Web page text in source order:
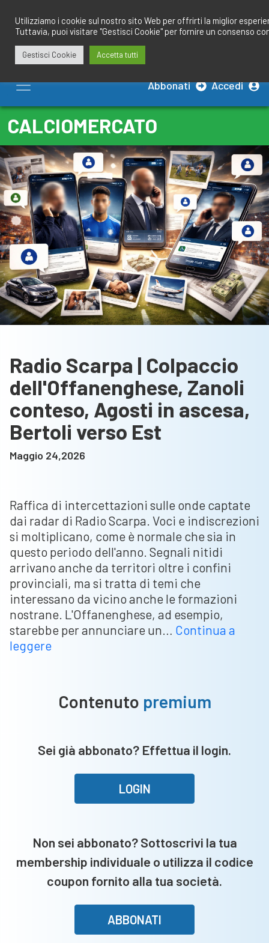
contenuto
Abbonati Accedi
CALCIOMERCATO
Radio Scarpa | Colpaccio
dell'Offanenghese, Zanoli
conteso, Agosti in ascesa,
Bertoli verso Est
Maggio 24,2026
Raffica di intercettazioni sulle onde captate
dai radar di Radio Scarpa. Voci e indiscrezioni
si moltiplicano, come è normale che sia in
questo periodo dell'anno. Segnali nitidi
arrivano anche da territori oltre i confini
provinciali, ma si tratta di temi che
interessano da vicino anche le formazioni
nostrane. L'Offanenghese, ad esempio,
starebbe per annunciare un… Continua a
leggereRadio
dell’Offanenghese,
Agosti
Bertoli
Contenuto premium
Sei già abbonato? Effettua il login.
LOGIN
Non sei abbonato? Sottoscrivi la tua
membership individuale o utilizza il codice
coupon fornito alla tua società.
ABBONATI
Utilizziamo i cookie sul nostro sito Web per offrirti la miglior
Tuttavia, puoi visitare "Gestisci Cookie" per fornire un consenso
Gestisci Cookie Accetta tutti